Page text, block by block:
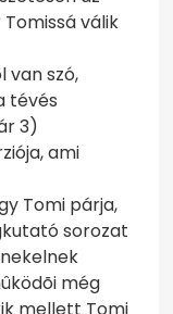
válik
van szó,
tévés
3)
ami
Tomi párja,
sorozat
még